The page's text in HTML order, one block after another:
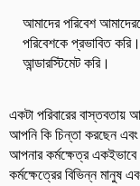
আমাদের পরিবেশ
পরিবেশকে প্রভাবিত
আন্ডারস্টিমেট করি।
একটা পরিবারের
আপনি কি চিন্তা করছেন
আপনার কর্মক্ষেত্র
কর্মক্ষেত্রের বিভিন্ন মানুষ